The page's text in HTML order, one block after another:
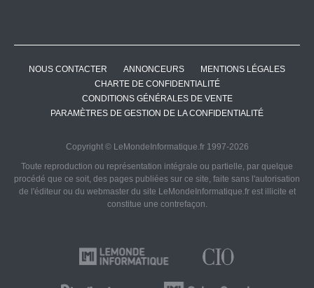
NOUS CONTACTER ANNONCEURS
MENTIONS LÉGALES
CHARTE DE CONFIDENTIALITÉ
CONDITIONS GÉNÉRALES DE VENTE
PARAMÈTRES DE GESTION DE LA CONFIDENTIALITÉ
Copyright © LeMondeInformatique.fr 1997-2026
Toute reproduction ou représentation intégrale ou partielle, par quelque
procédé que ce soit, des pages publiées sur ce site, faite sans l'autorisation
de l'éditeur ou du webmaster du site LeMondeInformatique.fr est illicite et
constitue une contrefaçon.